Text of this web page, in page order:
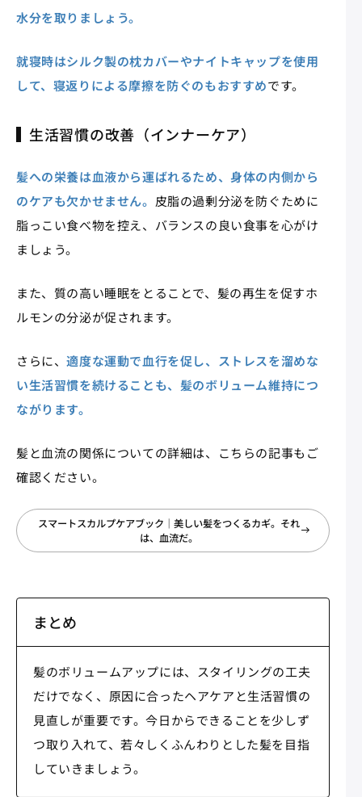
水分を取りましょう。
就寝時はシルク製の枕カバーやナイトキャップを使用
して、寝返りによる摩擦を防ぐのもおすすめです。
生活習慣の改善（インナーケア）
髪への栄養は血液から運ばれるため、身体の内側から
のケアも欠かせません。 皮脂の過剰分泌を防ぐために
脂っこい食べ物を控え、バランスの良い食事を心がけ
ましょう。
また、質の高い睡眠をとることで、髪の再生を促すホ
ルモンの分泌が促されます。
さらに、適度な運動で血行を促し、ストレスを溜めな
い生活習慣を続けることも、髪のボリューム維持につ
ながります。
髪と血流の関係についての詳細は、こちらの記事もご
確認ください。
スマートスカルプケアブック｜美しい髪をつくるカギ。それ
は、血流だ。
まとめ
髪のボリュームアップには、スタイリングの工夫
だけでなく、原因に合ったヘアケアと生活習慣の
見直しが重要です。今日からできることを少しず
つ取り入れて、若々しくふんわりとした髪を目指
していきましょう。